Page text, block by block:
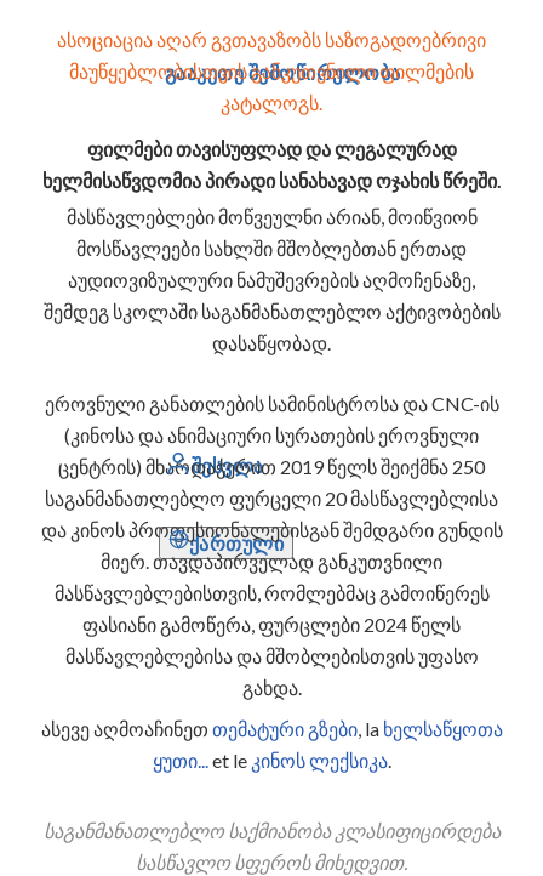
გააკეთე შემოწირულობა
შესვლა
ქართული
ასოციაცია აღარ გვთავაზობს საზოგადოებრივი
მაუწყებლობისთვის განკუთვნილი ფილმების
კატალოგს.
ფილმები თავისუფლად და ლეგალურად
ხელმისაწვდომია პირადი სანახავად ოჯახის წრეში.
მასწავლებლები მოწვეულნი არიან, მოიწვიონ
მოსწავლეები სახლში მშობლებთან ერთად
აუდიოვიზუალური ნამუშევრების აღმოჩენაზე,
შემდეგ სკოლაში საგანმანათლებლო აქტივობების
დასაწყობად.
ეროვნული განათლების სამინისტროსა და CNC-ის
(კინოსა და ანიმაციური სურათების ეროვნული
ცენტრის) მხარდაჭერით 2019 წელს შეიქმნა 250
საგანმანათლებლო ფურცელი 20 მასწავლებლისა
და კინოს პროფესიონალებისგან შემდგარი გუნდის
მიერ. თავდაპირველად განკუთვნილი
მასწავლებლებისთვის, რომლებმაც გამოიწერეს
ფასიანი გამოწერა, ფურცლები 2024 წელს
მასწავლებლებისა და მშობლებისთვის უფასო
გახდა.
ასევე აღმოაჩინეთ თემატური გზები, la ხელსაწყოთა
ყუთი...et le კინოს ლექსიკა.
საგანმანათლებლო საქმიანობა კლასიფიცირდება
სასწავლო სფეროს მიხედვით.